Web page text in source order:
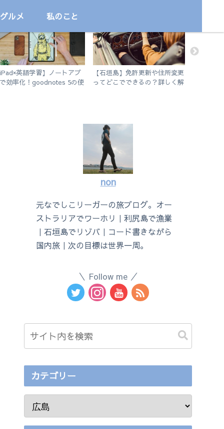
グルメ 私のこと
プログラミング学習
英語学習】ノートアプ
効率化！goodnotes 5の使
【石垣島】免許更新や住所変更
ってどこでできるの？詳しく解
non
元なでしこリーガーの旅ブログ。オー
ストラリアでワーホリ｜利尻島で漁業
｜石垣島でリゾバ｜コード書きながら
国内旅｜次の目標は世界一周。
Follow me
カテゴリー